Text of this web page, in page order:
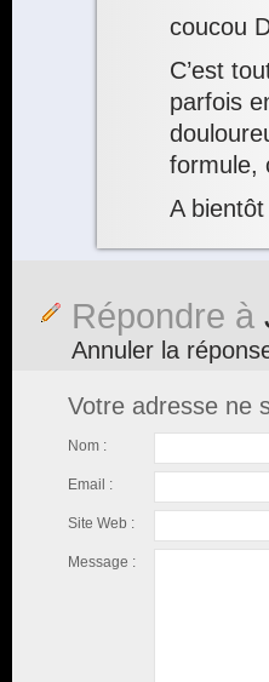
coucou
C’est
parfois
formule,
A bientôt
Répondre à
Annuler la
Votre adresse ne
Nom :
Email :
Site Web :
Message :